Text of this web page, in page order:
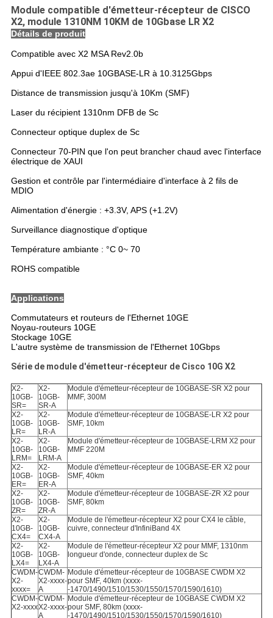
POLITIQUE
DE
CONFIDENTIALITÉ
Module compatible d'émetteur-récepteur de CISCO
X2, module 1310NM 10KM de 10Gbase LR X2
Détails de produit
Compatible avec X2 MSA Rev2.0b
Appui d'IEEE 802.3ae 10GBASE-LR à 10.3125Gbps
Distance de transmission jusqu'à 10Km (SMF)
Laser du récipient 1310nm DFB de Sc
Connecteur optique duplex de Sc
Connecteur 70-PIN que l'on peut brancher chaud avec l'interface
électrique de XAUI
Gestion et contrôle par l'intermédiaire d'interface à 2 fils de
MDIO
Alimentation d'énergie : +3.3V, APS (+1.2V)
Surveillance diagnostique d'optique
Température ambiante : °C 0~ 70
ROHS compatible
Applications
Commutateurs et routeurs de l'Ethernet 10GE
Noyau-routeurs 10GE
Stockage 10GE
L'autre système de transmission de l'Ethernet 10Gbps
Série de module d'émetteur-récepteur de Cisco 10G X2
X2-
10GB-
SR=
X2-
10GB-
SR-A
Module d'émetteur-récepteur de 10GBASE-SR X2 pour
MMF, 300M
X2-
10GB-
LR=
X2-
10GB-
LR-A
Module d'émetteur-récepteur de 10GBASE-LR X2 pour
SMF, 10km
X2-
10GB-
LRM=
X2-
10GB-
LRM-A
Module d'émetteur-récepteur de 10GBASE-LRM X2 pour
MMF 220M
X2-
10GB-
ER=
X2-
10GB-
ER-A
Module d'émetteur-récepteur de 10GBASE-ER X2 pour
SMF, 40km
X2-
10GB-
ZR=
X2-
10GB-
ZR-A
Module d'émetteur-récepteur de 10GBASE-ZR X2 pour
SMF, 80km
X2-
10GB-
CX4=
X2-
10GB-
CX4-A
Module de l'émetteur-récepteur X2 pour CX4 le câble,
cuivre, connecteur d'InfiniBand 4X
X2-
10GB-
LX4=
X2-
10GB-
LX4-A
Module de l'émetteur-récepteur X2 pour MMF, 1310nm
longueur d'onde, connecteur duplex de Sc
CWDM-
X2-
xxxx=
CWDM-
X2-xxxx-
A
Module d'émetteur-récepteur de 10GBASE CWDM X2
pour SMF, 40km (xxxx-
-1470/1490/1510/1530/1550/1570/1590/1610)
CWDM-
X2-xxxx
CWDM-
X2-xxxx-
A
Module d'émetteur-récepteur de 10GBASE CWDM X2
pour SMF, 80km (xxxx-
-1470/1490/1510/1530/1550/1570/1590/1610)